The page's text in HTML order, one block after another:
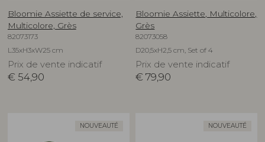
Bloomie Assiette de service,
Multicolore, Grès
82073173
L35xH3xW25 cm
Prix de vente indicatif
€ 54,90
Bloomie Assiette, Multicolore,
Grès
82073058
D20,5xH2,5 cm, Set of 4
Prix de vente indicatif
€ 79,90
NOUVEAUTÉ NOUVEAUTÉ